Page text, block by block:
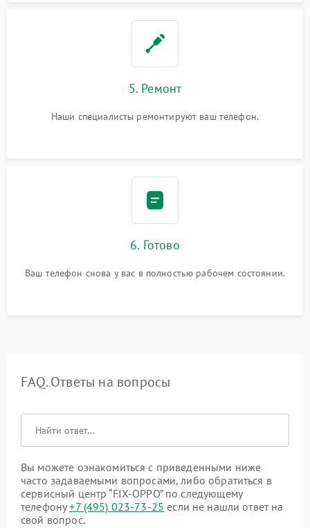
5. Ремонт
Наши специалисты ремонтируют ваш телефон.
6. Готово
Ваш телефон снова у вас в полностью рабочем состоянии.
FAQ. Ответы на вопросы
Вы можете ознакомиться с приведенными ниже
часто задаваемыми вопросами, либо обратиться в
сервисный центр “FIX-OPPO” по следующему
телефону+7 (495) 023-73-25 если не нашли ответ на
свой вопрос.